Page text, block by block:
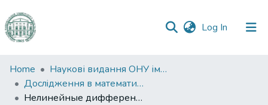
Log In (current)
Communities
&
Collections
Home
Наукові видання ОНУ імені І. І. Мечникова
Дослiдження в математицi i механiцi
Нелинейные дифференциальные включения с переменной размерностью и их свойства